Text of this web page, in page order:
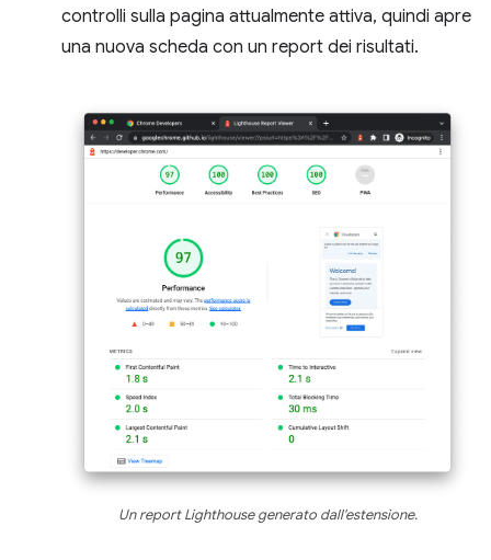
controlli sulla pagina attualmente attiva, quindi apre
una nuova scheda con un report dei risultati.
Un report Lighthouse generato dall'estensione.